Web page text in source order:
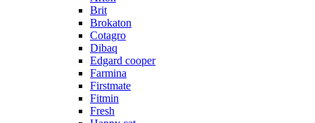
Brit
Brokaton
Cotagro
Dibaq
Edgard cooper
Farmina
Firstmate
Fitmin
Fresh